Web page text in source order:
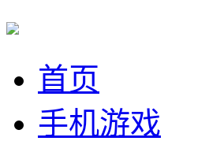
首页
手机游戏